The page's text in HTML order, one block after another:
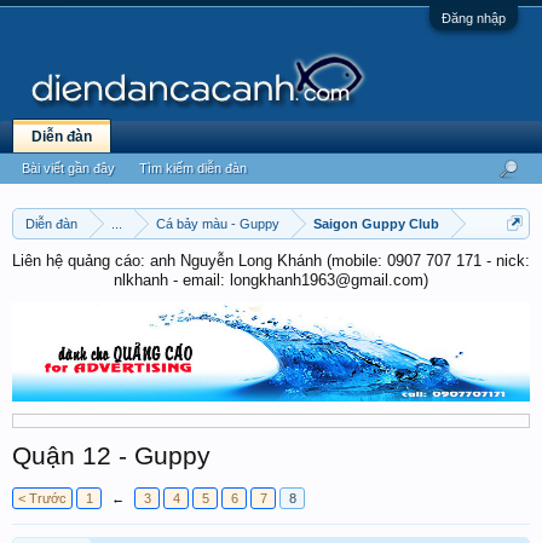
Đăng nhập
Diễn đàn Cá bảy màu - Guppy Saigon Guppy Club
Liên hệ quảng cáo: anh Nguyễn Long Khánh (mobile: 0907 707 171 - nick:
nlkhanh - email: longkhanh1963@gmail.com)
Quận 12 - Guppy
< Trước 1 ← 3 4 5 6 7 8
Diễn đàn
Bài viết gần đây Tìm kiếm diễn đàn